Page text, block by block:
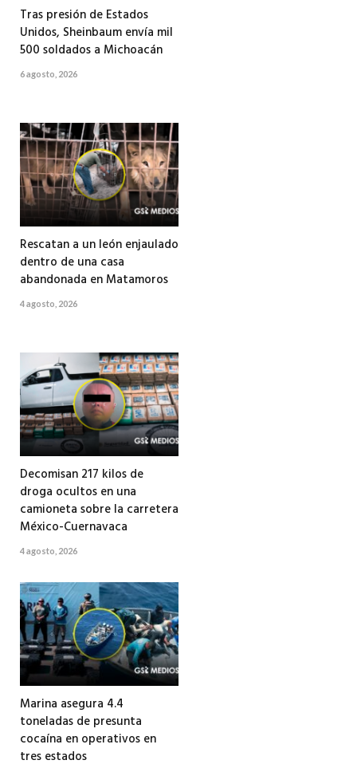
Tras presión de Estados
Unidos, Sheinbaum envía mil
500 soldados a Michoacán
6 agosto, 2026
Rescatan a un león enjaulado
dentro de una casa
abandonada en Matamoros
4 agosto, 2026
Decomisan 217 kilos de
droga ocultos en una
camioneta sobre la carretera
México-Cuernavaca
4 agosto, 2026
Marina asegura 4.4
toneladas de presunta
cocaína en operativos en
tres estados